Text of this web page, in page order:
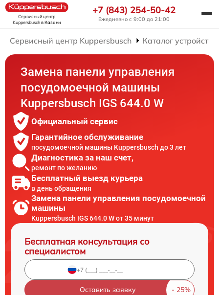
Сервисный центр
Kuppersbuschв Казани
+7 (843) 254-50-42
Ежедневно с 9:00 до 21:00
Сервисный центр Kuppersbusch Каталог устройств
Замена панели управления
посудомоечной машины
Kuppersbusch IGS 644.0 W
Официальный сервис
Гарантийное обслуживание
посудомоечной машины Kuppersbusch до 3 лет
Диагностика за наш счет,
ремонт по желанию
Бесплатный выезд курьера
в день обращения
Замена панели управления посудомоечной
машины
Kuppersbusch IGS 644.0 W от 35 минут
Бесплатная консультация со
специалистом
Оставить заявку